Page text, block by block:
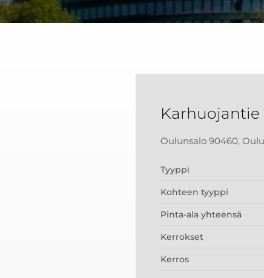
Karhuojantie
Oulunsalo 90460, Oulu
Tyyppi
Kohteen tyyppi
Pinta-ala yhteensä
Kerrokset
Kerros